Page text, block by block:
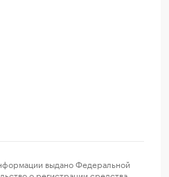
выдано Федеральной